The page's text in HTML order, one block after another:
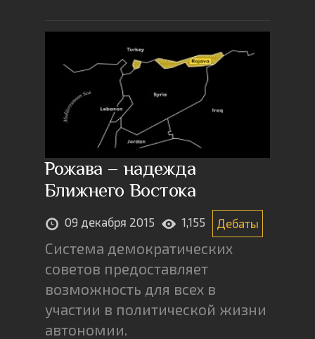
Рожава – надежда
Ближнего Востока
09 декабря 2015 1,155 Дебаты
Система демократических
советов предоставляет
возможность для всех в
участии в политической жизни
автономии.